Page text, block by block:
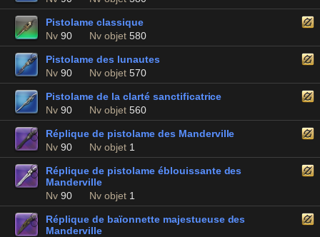
Pistolame classique
Nv 90 Nv objet 580
Pistolame des lunautes
Nv 90 Nv objet 570
Pistolame de la clarté sanctificatrice
Nv 90 Nv objet 560
Réplique de pistolame des Manderville
Nv 90 Nv objet 1
Réplique de pistolame éblouissante des
Manderville
Nv 90 Nv objet 1
Réplique de baïonnette majestueuse des
Manderville